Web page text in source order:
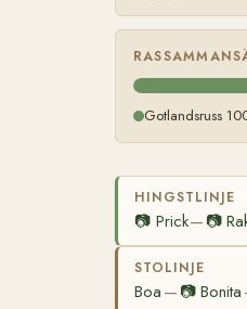
Gotlandsruss
HINGSTLINJE
📷 Prick— 📷
STOLINJE
Boa — 📷Bonita